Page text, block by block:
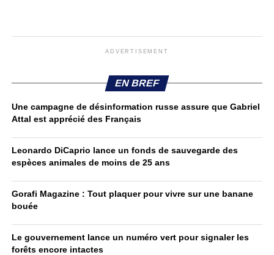
ADVERTISEMENT
EN BREF
Une campagne de désinformation russe assure que Gabriel
Attal est apprécié des Français
Leonardo DiCaprio lance un fonds de sauvegarde des
espèces animales de moins de 25 ans
Gorafi Magazine : Tout plaquer pour vivre sur une banane
bouée
Le gouvernement lance un numéro vert pour signaler les
forêts encore intactes